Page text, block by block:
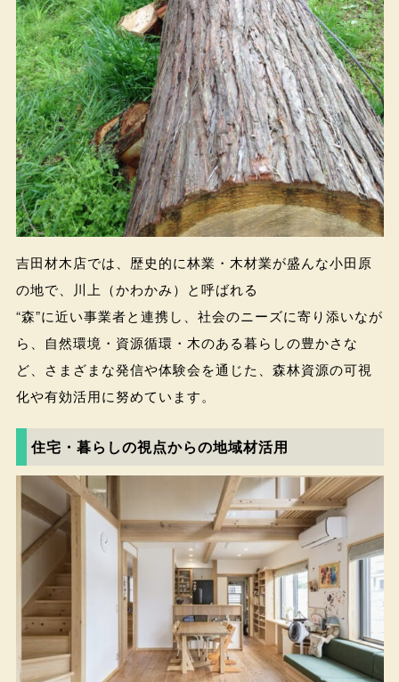
吉田材木店では、歴史的に林業・木材業が盛んな小田原
の地で、川上（かわかみ）と呼ばれる
“森”に近い事業者と連携し、社会のニーズに寄り添いなが
ら、自然環境・資源循環・木のある暮らしの豊かさな
ど、さまざまな発信や体験会を通じた、森林資源の可視
化や有効活用に努めています。
住宅・暮らしの視点からの地域材活用